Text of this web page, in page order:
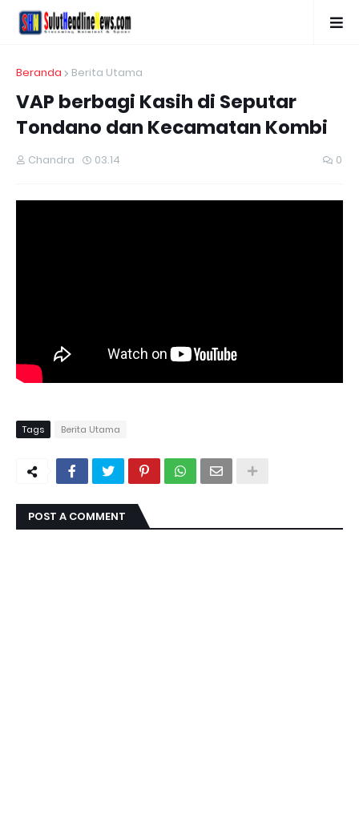
Beranda Berita Utama
VAP berbagi Kasih di Seputar
Tondano dan Kecamatan Kombi
Chandra 03.14 0
Tags Berita Utama
POST A COMMENT